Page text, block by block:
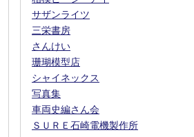
サザンライツ
三栄書房
さんけい
珊瑚模型店
シャイネックス
写真集
車両史編さん会
ＳＵＲＥ石崎電機製作所